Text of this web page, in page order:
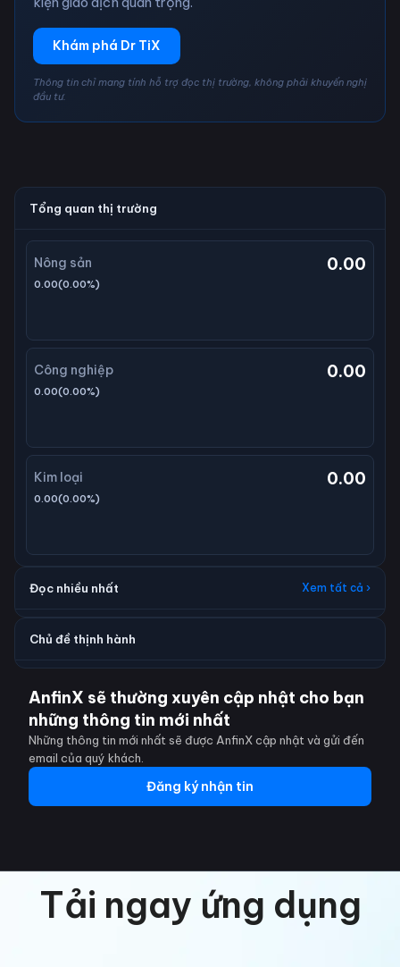
Khám phá Dr TiX
Thông tin chỉ mang tính hỗ trợ đọc thị trường, không phải khuyến nghị
đầu tư.
Tổng quan thị trường
Nông sản 0.00
0.00(0.00%)
Công nghiệp 0.00
0.00(0.00%)
Kim loại 0.00
0.00(0.00%)
Đọc nhiều nhất Xem tất cả ›
Chủ đề thịnh hành
AnfinX sẽ thường xuyên cập nhật cho bạn
những thông tin mới nhất
Những thông tin mới nhất sẽ được AnfinX cập nhật và gửi đến
email của quý khách.
Đăng ký nhận tin
Tải ngay ứng dụng